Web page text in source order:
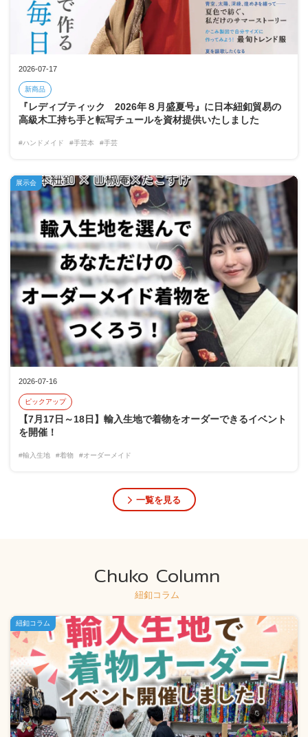
2026-07-17
新商品
『レディブティック 2026年８月盛夏号』に日本紐釦貿易の
高級木工持ち手と転写チュールを資材提供いたしました
#ハンドメイド #手芸本 #手芸
2026-07-16
ピックアップ
【7月17日～18日】輸入生地で着物をオーダーできるイベント
を開催！
#輸入生地 #着物 #オーダーメイド
展示会
一覧を見る
Chuko Column
紐釦コラム
紐釦コラム